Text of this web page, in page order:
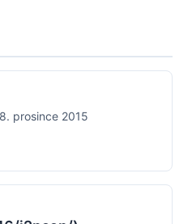
prosince 2015